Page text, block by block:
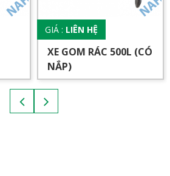
GIÁ : LIÊN HỆ
XE GOM RÁC 500L (CÓ
NẮP)